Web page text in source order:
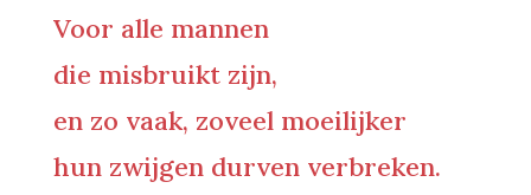
Voor alle mannen
die misbruikt zijn,
en zo vaak, zoveel moeilijker
hun zwijgen durven verbreken.